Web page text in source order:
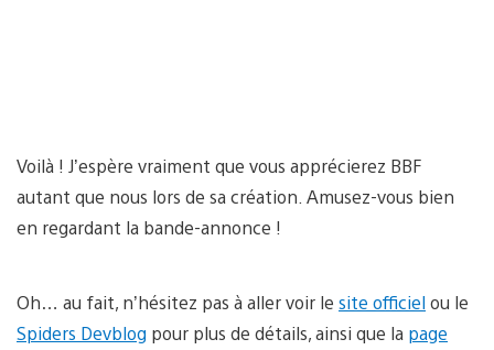
Voilà ! J’espère vraiment que vous apprécierez BBF
autant que nous lors de sa création. Amusez-vous bien
en regardant la bande-annonce !
Oh… au fait, n’hésitez pas à aller voir le site officielou le
Spiders Devblog pour plus de détails, ainsi que la page